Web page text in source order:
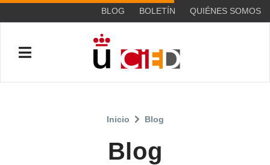
BLOG BOLETÍN QUIÉNES SOMOS
Blog
Inicio Blog